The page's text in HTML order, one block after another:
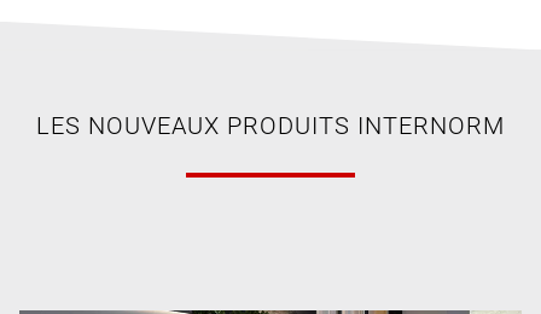
LES NOUVEAUX PRODUITS INTERNORM